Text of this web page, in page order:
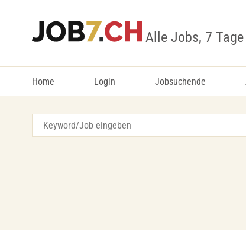
Alle Jobs, 7 Tage
Home Login Jobsuchende